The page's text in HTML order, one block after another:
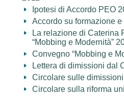
Ipotesi di Accordo PEO
Accordo su formazione
La relazione di Caterina
“Mobbing e Modernità”
Convegno “Mobbing e
Lettera di dimissioni dal
Circolare sulle
Circolare sulla riforma